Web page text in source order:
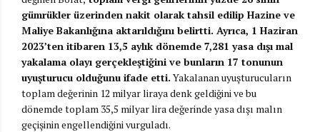
gümrükler üzerinden nakit olarak tahsil edilip Hazine ve
Maliye Bakanlığına aktarıldığını belirtti. Ayrıca, 1 Haziran
2023’ten itibaren 13,5 aylık dönemde 7,281 yasa dışı mal
yakalama olayı gerçekleştiğini ve bunların 17 tonunun
uyuşturucu olduğunu ifade etti.Yakalanan uyuşturucuların
toplam değerinin 12 milyar liraya denk geldiğini ve bu
dönemde toplam 35,5 milyar lira değerinde yasa dışı malın
geçişinin engellendiğini vurguladı.